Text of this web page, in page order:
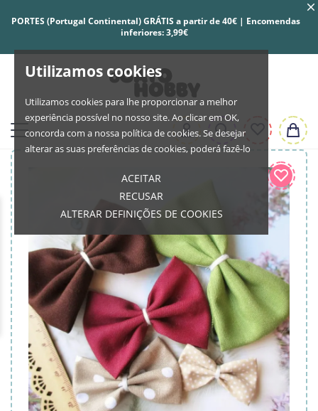
Utilizamos cookies
Utilizamos cookies para lhe proporcionar a melhor
experiência possível no nosso site. Ao clicar em OK,
concorda com a nossa política de cookies. Se desejar
alterar as suas preferências de cookies, poderá fazê-lo
ACEITAR
RECUSAR
ALTERAR DEFINIÇÕES DE COOKIES
PORTES (Portugal Continental) GRÁTIS a partir de 40€ | Encomendas
inferiores: 3,99€